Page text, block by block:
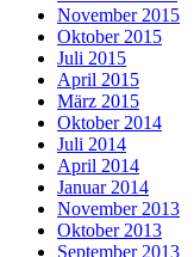
November 2015
Oktober 2015
Juli 2015
April 2015
März 2015
Oktober 2014
Juli 2014
April 2014
Januar 2014
November 2013
Oktober 2013
September 2013